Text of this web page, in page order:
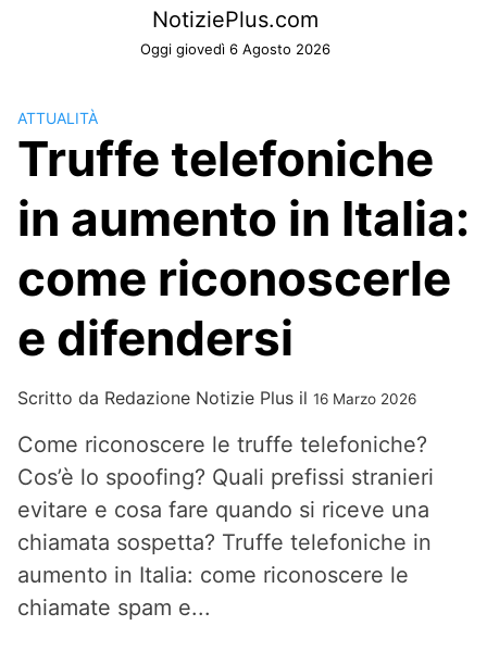
NotiziePlus.com
Oggi giovedì 6 Agosto 2026
ATTUALITÀ
Truffe telefoniche
in aumento in Italia:
come riconoscerle
e difendersi
Scritto da Redazione Notizie Plus il 16 Marzo 2026
Come riconoscere le truffe telefoniche?
Cos’è lo spoofing? Quali prefissi stranieri
evitare e cosa fare quando si riceve una
chiamata sospetta? Truffe telefoniche in
aumento in Italia: come riconoscere le
chiamate spam e...